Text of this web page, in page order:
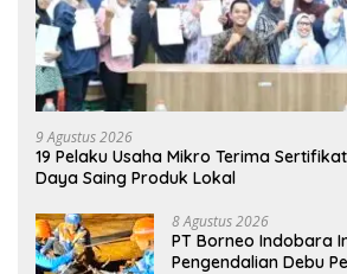
9 Agustus 2026
19 Pelaku Usaha Mikro Terima
Daya Saing Produk Lokal
8 Agustus 2026
PT Borneo Indobara
Pengendalian Debu